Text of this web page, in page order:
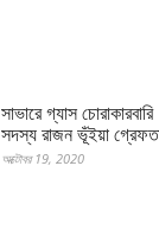
সাভারে গ্যাস চোরাকারবারি
সদস্য রাজন ভূঁইয়া
অক্টোবর 19, 2020